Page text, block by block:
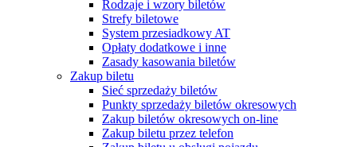
Rodzaje i wzory biletów
Strefy biletowe
System przesiadkowy AT
Opłaty dodatkowe i inne
Zasady kasowania biletów
Zakup biletu
Sieć sprzedaży biletów
Punkty sprzedaży biletów okresowych
Zakup biletów okresowych on-line
Zakup biletu przez telefon